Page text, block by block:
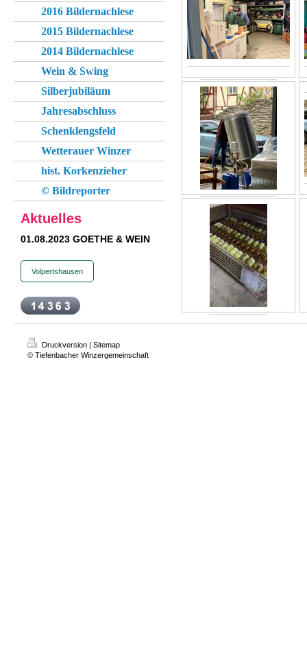
2016 Bildernachlese
2015 Bildernachlese
2014 Bildernachlese
Wein & Swing
Silberjubiläum
Jahresabschluss
Schenklengsfeld
Wetterauer Winzer
hist. Korkenzieher
© Bildreporter
Aktuelles
01.08.2023 GOETHE & WEIN
Volpertshausen
Druckversion | Sitemap
© Tiefenbacher Winzergemeinschaft